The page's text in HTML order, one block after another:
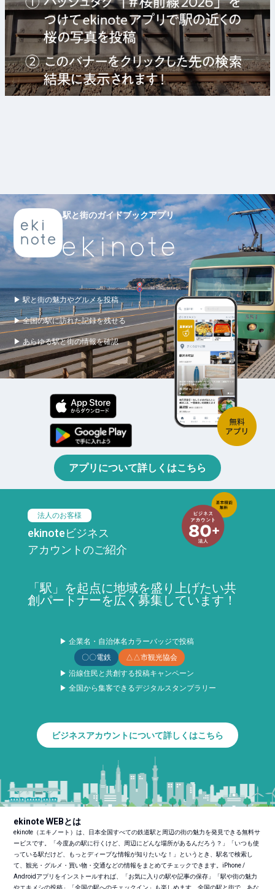
駅と街のガイドブックアプリ
▶ 駅と街の魅力やグルメを投稿
▶ 全国の駅に訪れた記録を残せる
▶ あらゆる駅と街の情報を確認
アプリについて詳しくはこちら
法人のお客様
ekinoteビジネス
アカウントのご紹介
「駅」を起点に地域を盛り上げたい共
創パートナーを広く募集しています！
▶ 企業名・自治体名カラーバッジで投稿
〇〇電鉄
△△市観光協会
▶ 沿線住民と共創する投稿キャンペーン
▶ 全国から集客できるデジタルスタンプラリー
ビジネスアカウントについて詳しくはこちら
ekinote WEBとは
ekinote（エキノート）は、日本全国すべての鉄道駅と周辺の街の魅力を発見できる無料サ
ービスです。「今度あの駅に行くけど、周辺にどんな場所があるんだろう？」「いつも使
っている駅だけど、もっとディープな情報が知りたいな！」というとき、駅名で検索し
て、観光・グルメ・買い物・交通などの情報をまとめてチェックできます。iPhone /
Androidアプリをインストールすれば、「お気に入りの駅や記事の保存」「駅や街の魅力
やエキメシの投稿」「全国の駅へのチェックイン」も楽しめます。全国の駅と街で、あな